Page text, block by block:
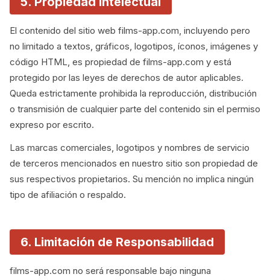
El contenido del sitio web films-app.com, incluyendo pero
no limitado a textos, gráficos, logotipos, íconos, imágenes y
código HTML, es propiedad de films-app.com y está
protegido por las leyes de derechos de autor aplicables.
Queda estrictamente prohibida la reproducción, distribución
o transmisión de cualquier parte del contenido sin el permiso
expreso por escrito.
Las marcas comerciales, logotipos y nombres de servicio
de terceros mencionados en nuestro sitio son propiedad de
sus respectivos propietarios. Su mención no implica ningún
tipo de afiliación o respaldo.
6. Limitación de Responsabilidad
films-app.com no será responsable bajo ninguna